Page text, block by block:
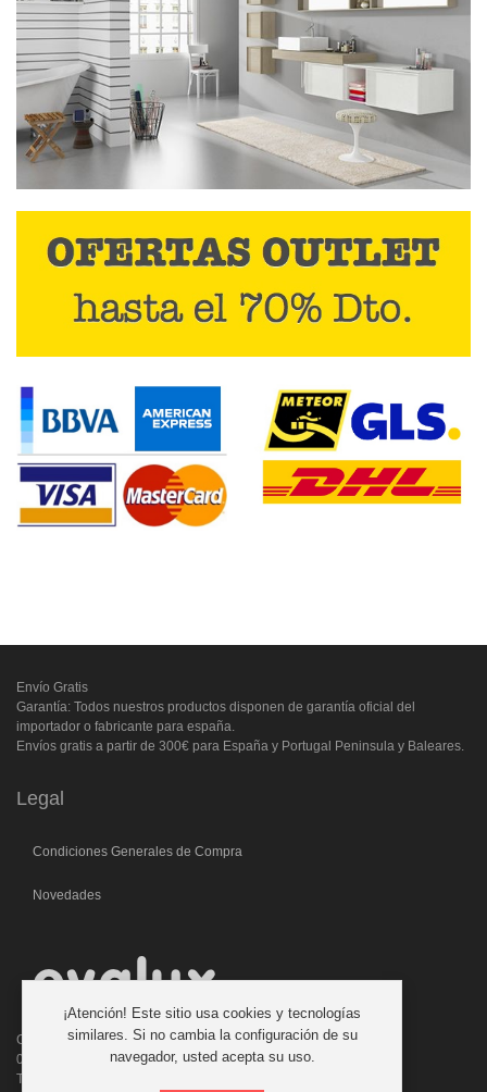
Envío Gratis
Garantía: Todos nuestros productos disponen de garantía oficial del
importador o fabricante para españa.
Envíos gratis a partir de 300€ para España y Portugal Peninsula y Baleares.
Legal
Condiciones Generales de Compra
Novedades
C/. Laforja, 46
08006 BARCELONA (ESPAÑA)
Teléfono: 933 210 593 - 619 711 900
¡Atención! Este sitio usa cookies y tecnologías
similares. Si no cambia la configuración de su
navegador, usted acepta su uso.